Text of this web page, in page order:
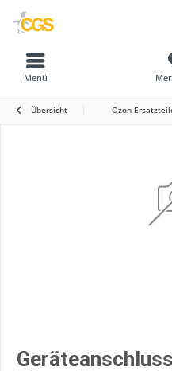
Menü
Übersicht Ozon